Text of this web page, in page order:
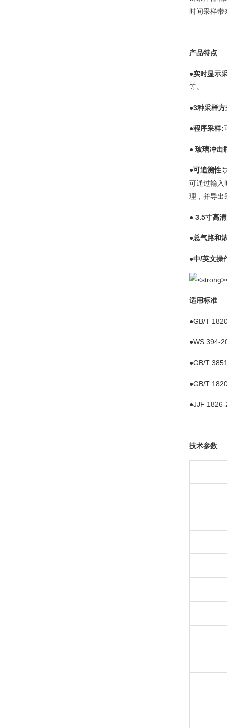
时间采样带
产品特点
●实时显示
等。
●3种采样
●程序采样:
● 玻璃冲击
●可追溯性∶
可通过输入
理，并导出
● 3.5寸高
●总气路和
●中/英文操
适用标准
●GB/T
●WS 394-
●GB/T
●GB/T
●JJF
技术参数